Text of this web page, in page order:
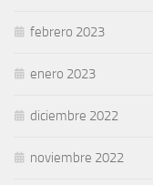
febrero 2023
enero 2023
diciembre 2022
noviembre 2022